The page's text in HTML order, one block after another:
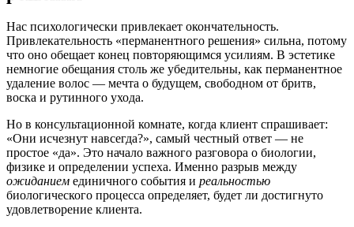
Нас психологически привлекает окончательность.
Привлекательность «перманентного решения» сильна, потому
что оно обещает конец повторяющимся усилиям. В эстетике
немногие обещания столь же убедительны, как перманентное
удаление волос — мечта о будущем, свободном от бритв,
воска и рутинного ухода.
Но в консультационной комнате, когда клиент спрашивает:
«Они исчезнут навсегда?», самый честный ответ — не
простое «да». Это начало важного разговора о биологии,
физике и определении успеха. Именно разрыв между
ожиданием единичного события и реальностью
биологического процесса определяет, будет ли достигнуто
удовлетворение клиента.